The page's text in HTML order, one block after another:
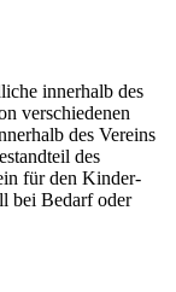
innerhalb des
verschiedenen
des Vereins
des
für den Kinder-
bei Bedarf oder